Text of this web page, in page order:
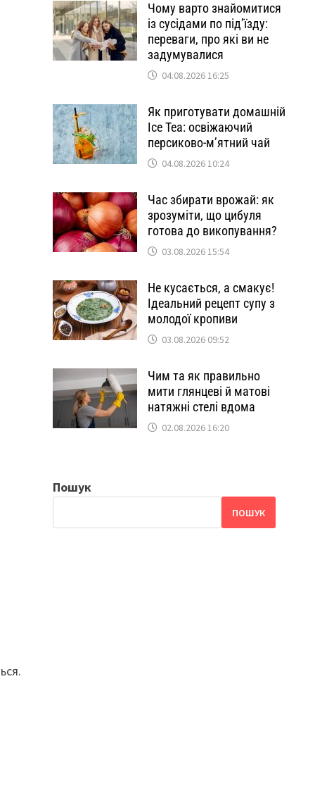
Чому варто знайомитися
із сусідами по під’їзду:
переваги, про які ви не
задумувалися
04.08.2026 16:25
Як приготувати домашній
Ice Tea: освіжаючий
персиково-м’ятний чай
04.08.2026 10:24
Час збирати врожай: як
зрозуміти, що цибуля
готова до викопування?
03.08.2026 15:54
Не кусається, а смакує!
Ідеальний рецепт супу з
молодої кропиви
03.08.2026 09:52
Чим та як правильно
мити глянцеві й матові
натяжні стелі вдома
02.08.2026 16:20
Пошук
ПОШУК